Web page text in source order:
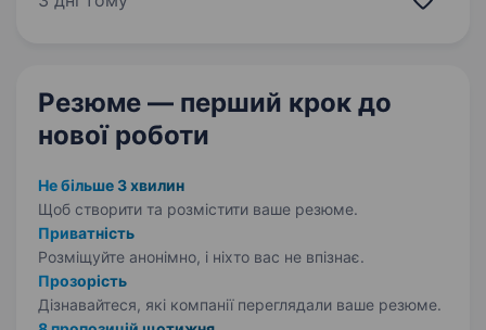
Резюме — перший крок до
нової роботи
Не більше 3 хвилин
Щоб створити та розмістити ваше резюме.
Приватність
Розміщуйте анонімно, і ніхто вас не впізнає.
Прозорість
Дізнавайтеся, які компанії переглядали ваше резюме.